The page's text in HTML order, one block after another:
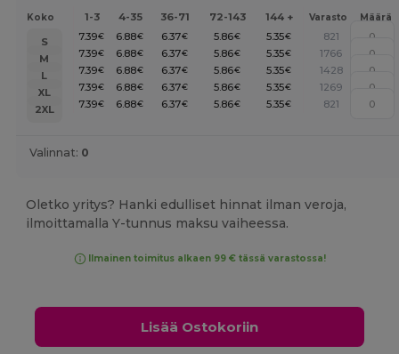
Koko 1-3 4-35 36-71 72-143 144 + Varasto Määrä
S 7.39€ 6.88€ 6.37€ 5.86€ 5.35€
821
M
7.39€ 6.88€ 6.37€ 5.86€ 5.35€
1766
L
7.39€ 6.88€ 6.37€ 5.86€ 5.35€
1428
XL
7.39€ 6.88€ 6.37€ 5.86€ 5.35€
1269
2XL
7.39€ 6.88€ 6.37€ 5.86€ 5.35€ 821
Valinnat: 0
Oletko yritys? Hanki edulliset hinnat ilman veroja,
ilmoittamalla Y-tunnus maksu vaiheessa.
Ilmainen toimitus alkaen 99 € tässä varastossa!
Lisää Ostokoriin